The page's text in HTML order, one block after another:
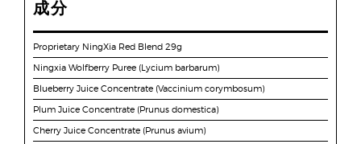
成分
Proprietary NingXia Red Blend 29g
Ningxia Wolfberry Puree (Lycium barbarum)
Blueberry Juice Concentrate (Vaccinium corymbosum)
Plum Juice Concentrate (Prunus domestica)
Cherry Juice Concentrate (Prunus avium)